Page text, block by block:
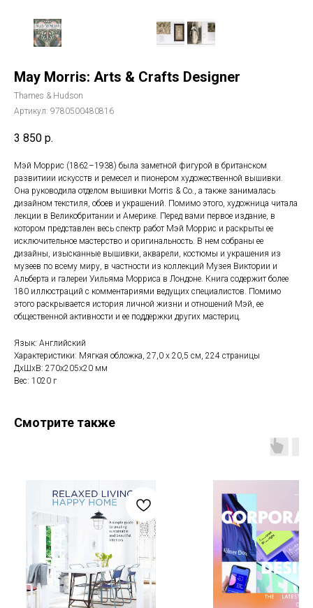
May Morris: Arts & Crafts Designer
Thames & Hudson
Артикул: 9780500480816
3 850 р.
Мэй Моррис (1862–1938) была заметной фигурой в британском
развитиии искусств и ремесел и пионером художественной вышивки.
Она руководила отделом вышивки Morris & Co., а также занималась
дизайном текстиля, обоев и украшений. Помимо этого, художница читала
лекции в Великобритании и Америке. Перед вами первое издание, в
котором представлен весь спектр работ Мэй Моррис и раскрыты ее
исключительное мастерство и оригинальность. В нем собраны ее
дизайны, изысканные вышивки, акварели, костюмы и украшения из
музеев по всему миру, в частности из коллекций Музея Виктории и
Альберта и галереи Уильяма Морриса в Лондоне. Книга содержит более
180 иллюстраций с комментариями ведущих специалистов. Помимо
этого раскрывается история личной жизни и отношений Мэй, ее
общественной активности и ее поддержки других мастериц.
Язык: Английский
Характеристики: Мягкая обложка, 27,0 х 20,5 см, 224 страницы
ДxШxВ: 270x205x20 мм
Вес: 1020 г
Смотрите также